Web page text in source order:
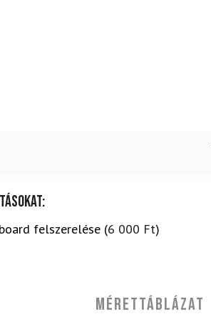
felszerelése (6 000 Ft)
Mérettáblázat